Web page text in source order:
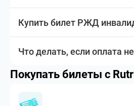
Купить билет РЖД
Что делать, если оплата
Покупать билеты с